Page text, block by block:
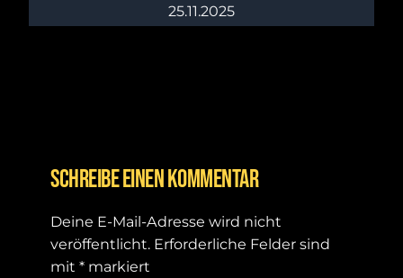
25.11.2025
Schreibe einen Kommentar
Deine E-Mail-Adresse wird nicht
veröffentlicht. Erforderliche Felder sind
mit* markiert